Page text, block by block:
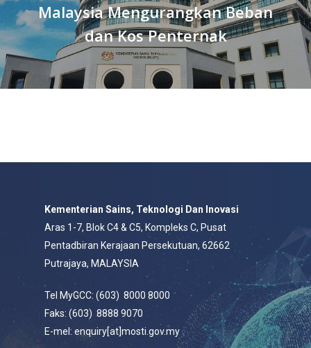
Malaysia Mengurangkan Beban
dan Kos Penternak
Kementerian Sains, Teknologi Dan Inovasi
Aras 1-7, Blok C4 & C5, Kompleks C, Pusat
Pentadbiran Kerajaan Persekutuan, 62662
Putrajaya, MALAYSIA
Tel MyGCC: (603) 8000 8000
Faks: (603) 8888 9070
E-mel: enquiry[at]mosti.gov.my